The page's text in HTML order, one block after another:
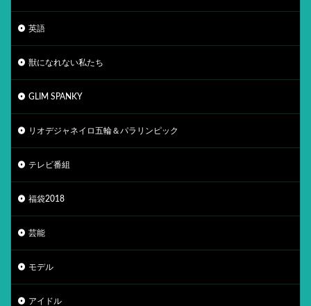
英語
獣になれない私たち
GLIM SPANKY
リオデジャネイロ五輪＆パラリンピック
テレビ番組
福袋2018
芸能
モデル
アイドル